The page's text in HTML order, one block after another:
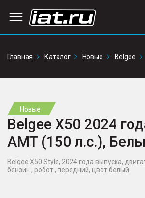
Главная
Каталог Новые Belgee
Новые
Belgee X50 2024
AMT (150 л.с.),
Belgee X50 Style, 2024 года выпуска,
бензин , робот , передний, цвет белый